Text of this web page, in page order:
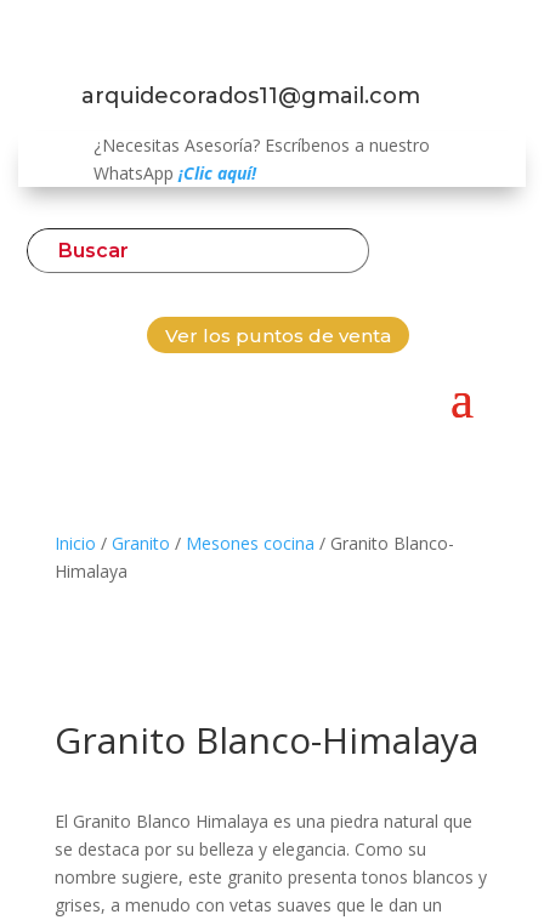
arquidecorados11@gmail.com
¿Necesitas Asesoría? Escríbenos a nuestro
WhatsApp ¡Clic aquí!
Ver los puntos de venta
Inicio / Granito / Mesones cocina / Granito Blanco-
Himalaya
Granito Blanco-Himalaya
El Granito Blanco Himalaya es una piedra natural que
se destaca por su belleza y elegancia. Como su
nombre sugiere, este granito presenta tonos blancos y
grises, a menudo con vetas suaves que le dan un